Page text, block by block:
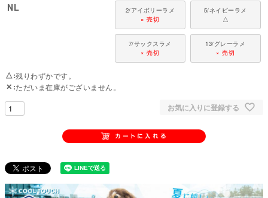
NL
2/アイボリーラメ
× 売切
5/ネイビーラメ
△
7/サックスラメ
× 売切
13/グレーラメ
× 売切
△ 残りわずかです。
✕ ただいま在庫がございません。
お気に入りに登録する